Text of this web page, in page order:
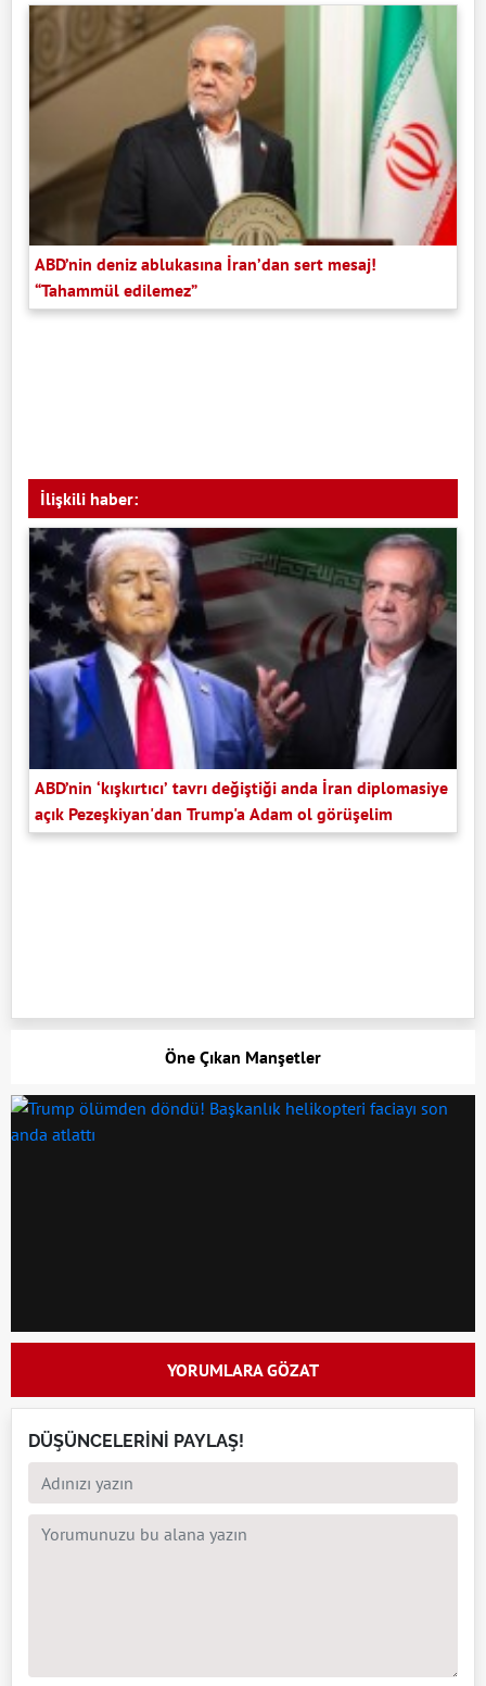
ABD’nin deniz ablukasına İran’dan sert mesaj!
“Tahammül edilemez”
İlişkili haber:
ABD’nin ‘kışkırtıcı’ tavrı değiştiği anda İran diplomasiye
açık Pezeşkiyan'dan Trump'a Adam ol görüşelim
Öne Çıkan Manşetler
YORUMLARA GÖZAT
DÜŞÜNCELERİNİ PAYLAŞ!